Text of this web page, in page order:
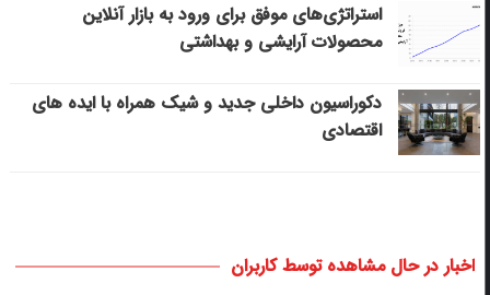
استراتژی‌های موفق برای ورود به بازار آنلاین
محصولات آرایشی و بهداشتی
دکوراسیون داخلی جدید و شیک همراه با ایده های
اقتصادی
اخبار در حال مشاهده توسط کاربران